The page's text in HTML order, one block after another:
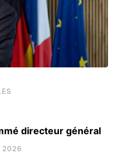
directeur général
2026